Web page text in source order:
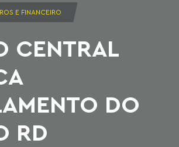
E FINANCEIRO
CENTRAL
DO
RD